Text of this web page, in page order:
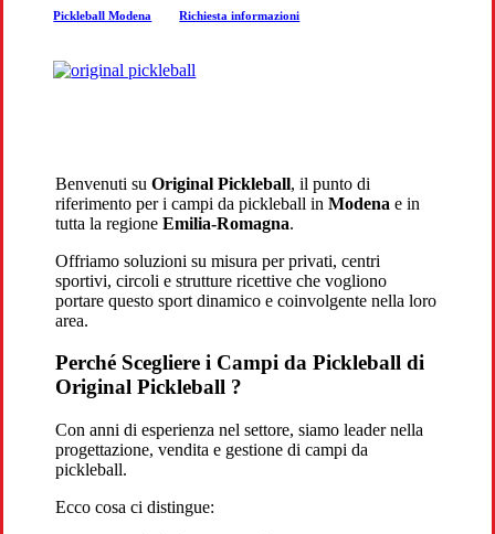
Pickleball Modena Richiesta informazioni
Benvenuti suOriginal Pickleball, il punto di
riferimento per i campi da pickleball inModena e in
tutta la regioneEmilia-Romagna.
Offriamo soluzioni su misura per privati, centri
sportivi, circoli e strutture ricettive che vogliono
portare questo sport dinamico e coinvolgente nella loro
area.
Perché Scegliere i Campi da Pickleball di
Original Pickleball ?
Con anni di esperienza nel settore, siamo leader nella
progettazione, vendita e gestione di campi da
pickleball.
Ecco cosa ci distingue: